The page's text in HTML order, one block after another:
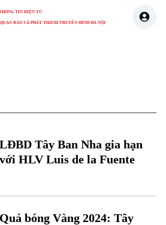
TIN ĐIỆN TỬ
BÁO VÀ PHÁT THANH TRUYỀN HÌNH HÀ NỘI
LĐBD Tây Ban Nha gia hạn
với HLV Luis de la Fuente
Quả bóng Vàng 2024: Tây